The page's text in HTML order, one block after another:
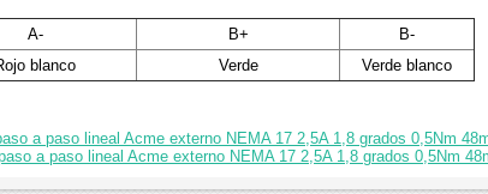
A- B+
B-
blanco Verde Verde blanco
a paso lineal Acme externo NEMA 17 2,5A 1,8 grados 0,5Nm
a paso lineal Acme externo NEMA 17 2,5A 1,8 grados 0,5Nm